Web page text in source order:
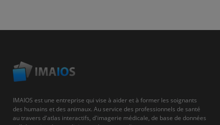
IMAIOS est une entreprise qui vise à aider et à former les soignants
des humains et des animaux. Au service des professionnels de santé
au travers d'atlas interactifs, d'imagerie médicale, de base de données